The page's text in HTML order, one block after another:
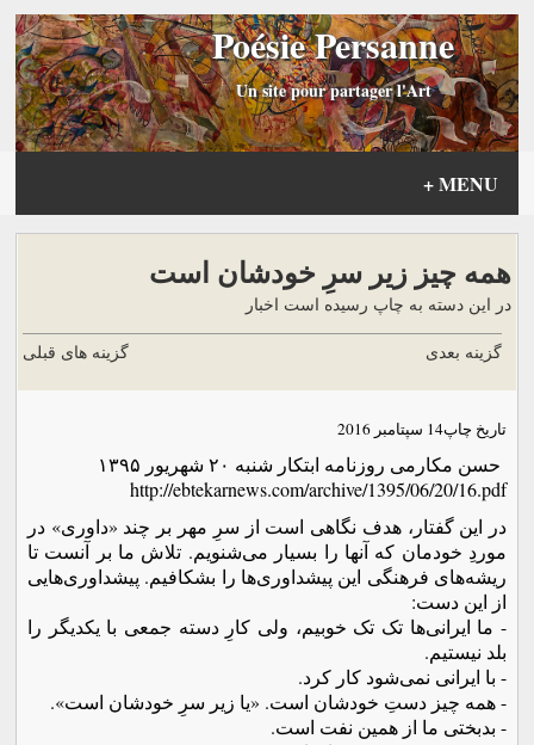
Poésie Persanne
Un site pour partager l'Art
MENU
+
همه چیز زیر سرِ خودشان است
در این دسته به چاپ رسیده است اخبار
گزینه های قبلی گزینه بعدی
تاریخ چاپ14 سپتامبر 2016
حسن مکارمی روزنامه ابتکار شنبه ۲۰ شهریور ۱۳۹۵
http://ebtekarnews.com/archive/1395/06/20/16.pdf
در این گفتار، هدف نگاهی است از سرِ مهر بر چند «داوری» در
موردِ خودمان که آنها را بسیار می‌شنویم. تلاش ما بر آنست تا
ریشه‌های فرهنگی این پیشداوری‌ها را بشکافیم. پیشداوری‌هایی
از این دست:
- ما ایرانی‌ها تک تک خوبیم، ولی کارِ دسته جمعی با یکدیگر را
بلد نیستیم.
- با ایرانی نمی‌شود کار کرد.
- همه چیز دستِ خودشان است. «یا زیر سرِ خودشان است».
- بدبختی ما از همین نفت است.